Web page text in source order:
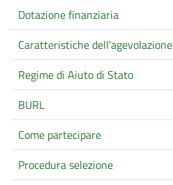
Dotazione finanziaria
Caratteristiche dell'agevolazione
Regime di Aiuto di Stato
BURL
Come partecipare
Procedura selezione